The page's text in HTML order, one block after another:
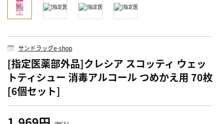
サンドラッグe-shop
[指定医薬部外品]クレシア スコッティ ウェッ
トティシュー 消毒アルコール つめかえ用 70枚
[6個セット]